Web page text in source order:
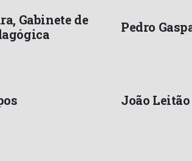
Gabinete de
Pedro
João Leitão